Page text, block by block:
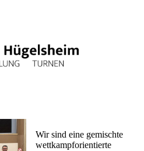
Wir sind eine gemischte
wettkampforientierte